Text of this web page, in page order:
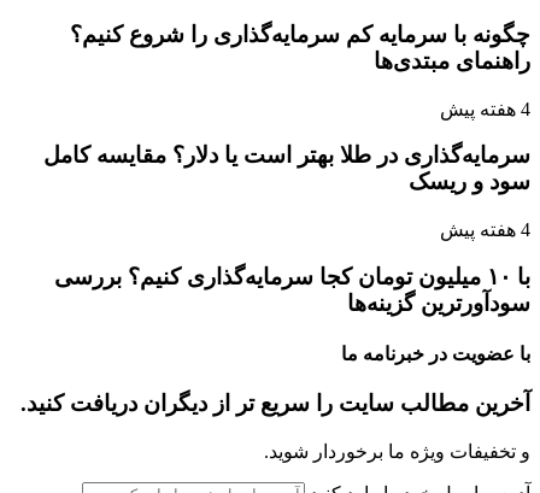
چگونه با سرمایه کم سرمایه‌گذاری را شروع کنیم؟
راهنمای مبتدی‌ها
4 هفته پیش
سرمایه‌گذاری در طلا بهتر است یا دلار؟ مقایسه کامل
سود و ریسک
4 هفته پیش
با ۱۰ میلیون تومان کجا سرمایه‌گذاری کنیم؟ بررسی
سودآورترین گزینه‌ها
با عضویت در خبرنامه ما
آخرین مطالب سایت را سریع تر از دیگران دریافت کنید.
و تخفیفات ویژه ما برخوردار شوید.